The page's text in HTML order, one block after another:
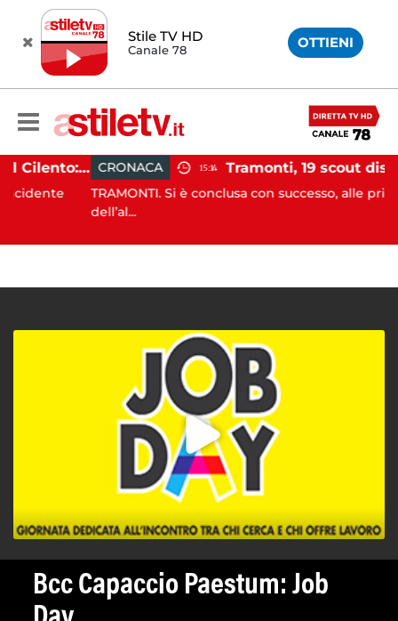
Stile TV HD
Canale 78 OTTIENI
Incidente agricolo nel Cilento: trattore si ribalta, muore 71enne CRONACA 15:14
TRAMONTI. Si è conclusa con successo, alle prime luci
dell’al...
Bcc Capaccio Paestum: Job